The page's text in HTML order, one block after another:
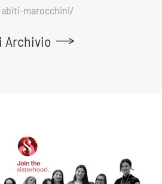
marocchini/
Archivio